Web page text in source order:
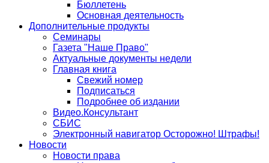
Бюллетень
Основная деятельность
Дополнительные продукты
Семинары
Газета "Наше Право"
Актуальные документы недели
Главная книга
Свежий номер
Подписаться
Подробнее об издании
Видео.Консультант
СБИС
Электронный навигатор Осторожно! Штрафы!
Новости
Новости права